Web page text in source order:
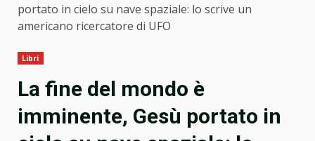
portato in cielo su nave spaziale: lo scrive un
americano ricercatore di UFO
Libri
La fine del mondo è
imminente, Gesù portato in